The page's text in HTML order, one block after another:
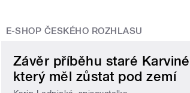
E-SHOP ČESKÉHO ROZHLASU
Závěr příběhu staré
který měl zůstat pod zemí